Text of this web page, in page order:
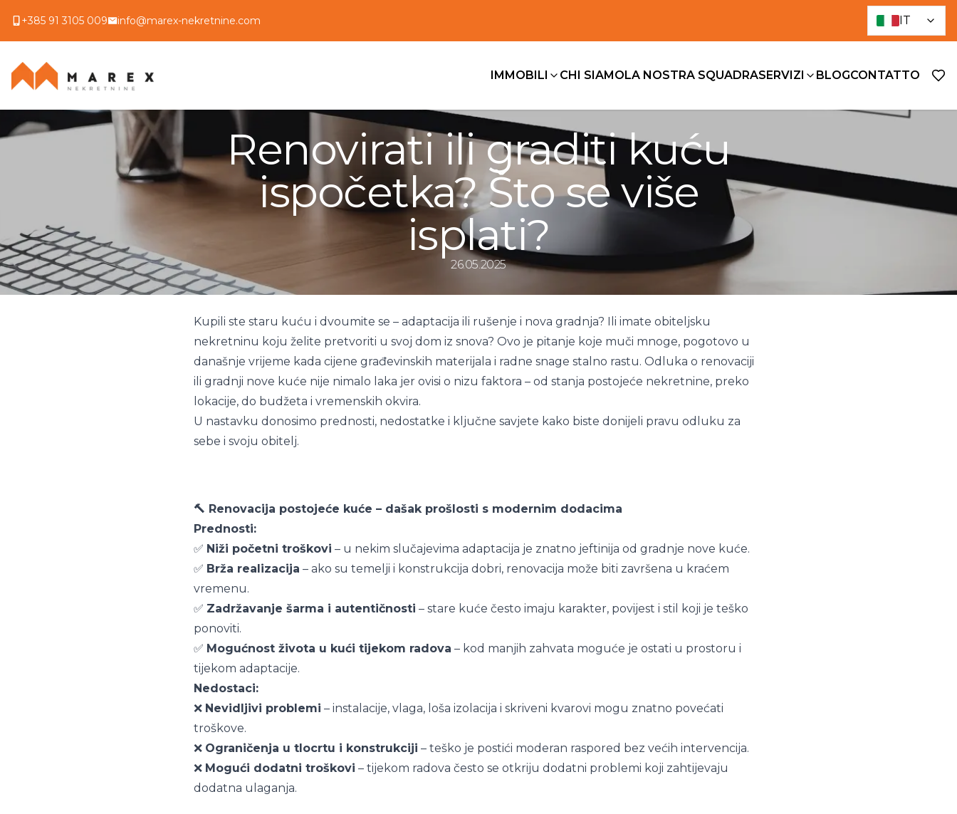
+385 91 3105 009 info@marex-nekretnine.com IT
IMMOBILI CHI SIAMOLA NOSTRA SQUADRASERVIZI BLOGCONTATTO
Renovirati ili graditi kuću
ispočetka? Što se više
isplati?
26.05.2025
Kupili ste staru kuću i dvoumite se – adaptacija ili rušenje i nova gradnja? Ili imate obiteljsku
nekretninu koju želite pretvoriti u svoj dom iz snova? Ovo je pitanje koje muči mnoge, pogotovo u
današnje vrijeme kada cijene građevinskih materijala i radne snage stalno rastu. Odluka o renovaciji
ili gradnji nove kuće nije nimalo laka jer ovisi o nizu faktora – od stanja postojeće nekretnine, preko
lokacije, do budžeta i vremenskih okvira.
U nastavku donosimo prednosti, nedostatke i ključne savjete kako biste donijeli pravu odluku za
sebe i svoju obitelj.
🔨 Renovacija postojeće kuće – dašak prošlosti s modernim dodacima
Prednosti:
✅ Niži početni troškovi – u nekim slučajevima adaptacija je znatno jeftinija od gradnje nove kuće.
✅ Brža realizacija – ako su temelji i konstrukcija dobri, renovacija može biti završena u kraćem
vremenu.
✅ Zadržavanje šarma i autentičnosti – stare kuće često imaju karakter, povijest i stil koji je teško
ponoviti.
✅ Mogućnost života u kući tijekom radova – kod manjih zahvata moguće je ostati u prostoru i
tijekom adaptacije.
Nedostaci:
❌ Nevidljivi problemi – instalacije, vlaga, loša izolacija i skriveni kvarovi mogu znatno povećati
troškove.
❌ Ograničenja u tlocrtu i konstrukciji – teško je postići moderan raspored bez većih intervencija.
❌ Mogući dodatni troškovi – tijekom radova često se otkriju dodatni problemi koji zahtijevaju
dodatna ulaganja.